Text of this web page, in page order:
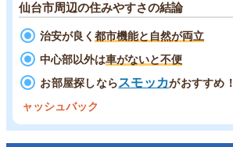
仙台市周辺の住みやすさの結論
治安が良く 都市機能と自然が両立
中心部以外は車がないと不便
お部屋探しならスモッカがおすすめ！
ャッシュバック